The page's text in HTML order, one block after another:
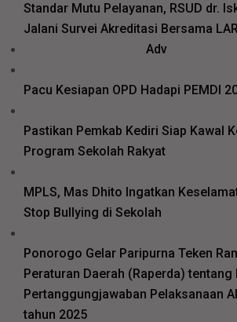
Standar Mutu Pelayanan, RSUD dr.
Jalani Survei Akreditasi Bersama
Adv
Pacu Kesiapan OPD Hadapi PEMDI
Pastikan Pemkab Kediri Siap Kawal
Program Sekolah Rakyat
MPLS, Mas Dhito Ingatkan
Stop Bullying di Sekolah
Ponorogo Gelar Paripurna Teken
Peraturan Daerah (Raperda) tentang
Pertanggungjawaban Pelaksanaan
tahun 2025